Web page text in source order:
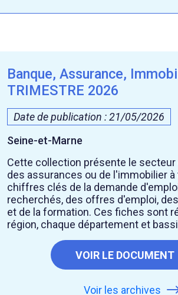
Banque, Assurance,
TRIMESTRE 2026
Date de publication : 21/05/2026
Seine-et-Marne
Cette collection présente le secteur
des assurances ou de l'immobilier à
chiffres clés de la demande
recherchés, des offres d'emploi,
et de la formation. Ces fiches sont
région, chaque département et
VOIR LE DOCUMENT
Voir les archives